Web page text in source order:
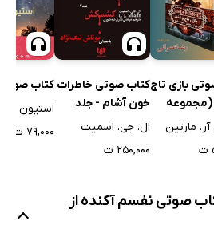
بازی تاج
و یخ)
مارتین
کتاب صوتی خاطرات
خون‌ آشام - جلد
دوم: کشمکش
ال. جی. اسمیت
۲۵۰,۰۰۰ ت
کتاب
استیون
۷۹,۰۰۰ ت
صوتی نفسم آکنده از